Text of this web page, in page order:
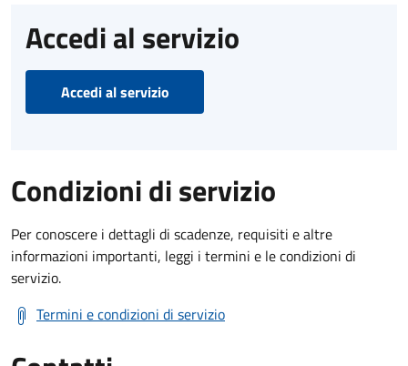
Accedi al servizio
Accedi al servizio
Condizioni di servizio
Per conoscere i dettagli di scadenze, requisiti e altre
informazioni importanti, leggi i termini e le condizioni di
servizio.
Termini e condizioni di servizio